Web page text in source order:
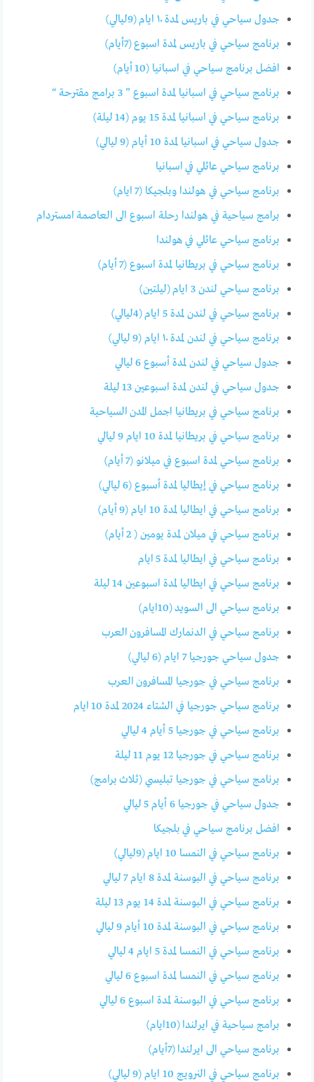
جدول سياحي في باريس لمدة ١٠ ايام (9ليالي)
برنامج سياحي في باريس لمدة اسبوع (7أيام)
افضل برنامج سياحي في اسبانيا (10 أيام)
برنامج سياحي في اسبانيا لمدة اسبوع ” 3 برامج مقترحة “
برنامج سياحي في اسبانيا لمدة 15 يوم (14 ليلة)
جدول سياحي في اسبانيا لمدة 10 أيام (9 ليالي)
برنامج سياحي عائلي في اسبانيا
برنامج سياحي في هولندا وبلجيكا (7 ايام)
برامج سياحية في هولندا رحلة اسبوع الى العاصمة امستردام
برنامج سياحي عائلي في هولندا
برنامج سياحي في بريطانيا لمدة اسبوع (7 أيام)
برنامج سياحي لندن 3 ايام (ليلتين)
برنامج سياحي في لندن لمدة 5 ايام (4ليالي)
برنامج سياحي في لندن لمدة ١٠ ايام (9 ليالي)
جدول سياحي في لندن لمدة أسبوع 6 ليالي
جدول سياحي في لندن لمدة اسبوعين 13 ليلة
برنامج سياحي في بريطانيا اجمل المدن السياحية
برنامج سياحي في بريطانيا لمدة 10 ايام 9 ليالي
برنامج سياحي لمدة اسبوع في ميلانو (7 أيام)
برنامج سياحي في إيطاليا لمدة أسبوع (6 ليالي)
برنامج سياحي في ايطاليا لمدة 10 ايام (9 أيام)
برنامج سياحي في ميلان لمدة يومين ( 2 أيام)
برنامج سياحي في ايطاليا لمدة 5 ايام
برنامج سياحي في ايطاليا لمدة اسبوعين 14 ليلة
برنامج سياحي الى السويد (10ايام)
برنامج سياحي في الدنمارك المسافرون العرب
جدول سياحي جورجيا 7 ايام (6 ليالي)
برنامج سياحي في جورجيا المسافرون العرب
برنامج سياحي جورجيا في الشتاء 2024 لمدة 10 ايام
برنامج سياحي في جورجيا 5 أيام 4 ليالي
برنامج سياحي في جورجيا 12 يوم 11 ليلة
برنامج سياحي في جورجيا تبليسي (ثلاث برامج)
جدول سياحي في جورجيا 6 أيام 5 ليالي
افضل برنامج سياحي في بلجيكا
برنامج سياحي في النمسا 10 ايام (9ليالي)
برنامج سياحي في البوسنة لمدة 8 ايام 7 ليالي
برنامج سياحي في البوسنة لمدة 14 يوم 13 ليلة
برنامج سياحي في البوسنة لمدة 10 أيام 9 ليالي
برنامج سياحي في النمسا لمدة 5 ايام 4 ليالي
برنامج سياحي في النمسا لمدة اسبوع 6 ليالي
برنامج سياحي في البوسنة لمدة اسبوع 6 ليال
برامج سياحية في ايرلندا (10ايام)
برنامج سياحي الى ايرلندا (7أيام)
برنامج سياحي في النرويج 10 ايام (9 ليالي)